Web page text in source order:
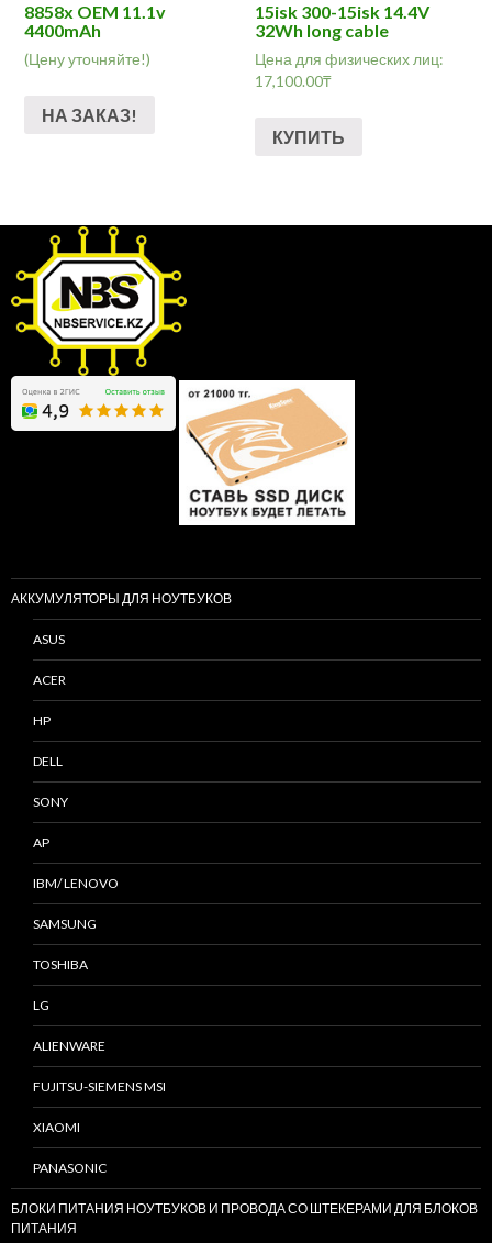
8858x OEM 11.1v
4400mAh
(Цену уточняйте!)
НА ЗАКАЗ!
15isk 300-15isk 14.4V
32Wh long cable
Цена для физических лиц:
17,100.00₸
КУПИТЬ
АККУМУЛЯТОРЫ ДЛЯ НОУТБУКОВ
ASUS
ACER
HP
DELL
SONY
AP
IBM/ LENOVO
SAMSUNG
TOSHIBA
LG
ALIENWARE
FUJITSU-SIEMENS MSI
XIAOMI
PANASONIC
БЛОКИ ПИТАНИЯ НОУТБУКОВ И ПРОВОДА СО ШТЕКЕРАМИ ДЛЯ БЛОКОВ
ПИТАНИЯ